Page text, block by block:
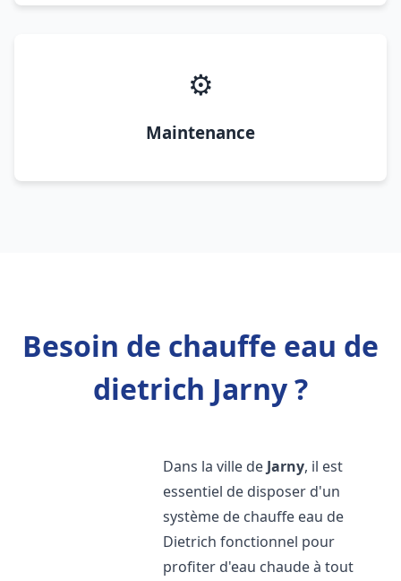
⚙️
Maintenance
Besoin de chauffe eau de
dietrich Jarny ?
Dans la ville de Jarny, il est
essentiel de disposer d'un
système de chauffe eau de
Dietrich fonctionnel pour
profiter d'eau chaude à tout